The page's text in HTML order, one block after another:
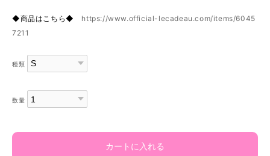
◆商品はこちら◆ https://www.official-lecadeau.com/items/6045
7211
種類
数量
カートに入れる